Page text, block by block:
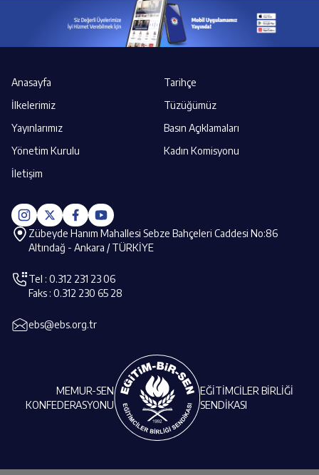
Anasayfa
Tarihçe
İlkelerimiz
Tüzüğümüz
Yayınlarımız
Basın Açıklamaları
Yönetim Kurulu
Kadın Komisyonu
İletişim
MEMUR-SEN
KONFEDERASYONU
EĞİTİMCİLER BİRLİĞİ
SENDİKASI
Zübeyde Hanım Mahallesi Sebze Bahçeleri Caddesi No:86
Altındağ - Ankara / TÜRKİYE
Tel : 0.312 231 23 06
Faks : 0.312 230 65 28
ebs@ebs.org.tr